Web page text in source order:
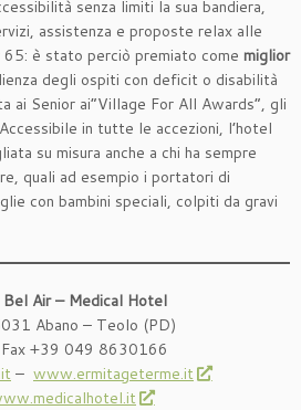
senza limiti la sua bandiera,
assistenza e proposte relax alle
è stato perciò premiato come miglior
degli ospiti con deficit o disabilità
ai Senior ai“Village For All Awards”, gli
in tutte le accezioni, l’hotel
su misura anche a chi ha sempre
quali ad esempio i portatori di
con bambini speciali, colpiti da gravi
Bel Air – Medical Hotel
Abano – Teolo (PD)
+39 049 8630166
– www.ermitageterme.it